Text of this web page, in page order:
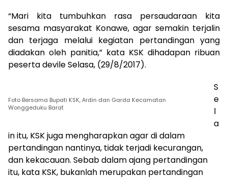
“Mari kita tumbuhkan rasa persaudaraan kita
sesama masyarakat Konawe, agar semakin terjalin
dan terjaga melalui kegiatan pertandingan yang
diadakan oleh panitia,” kata KSK dihadapan ribuan
peserta devile Selasa, (29/8/2017).
Foto Bersama Bupati KSK, Ardin dan Garda Kecamatan
Wonggeduku Barat
S
e
l
a
in itu, KSK juga mengharapkan agar di dalam
pertandingan nantinya, tidak terjadi kecurangan,
dan kekacauan. Sebab dalam ajang pertandingan
itu, kata KSK, bukanlah merupakan pertandingan